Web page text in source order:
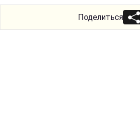
Поделиться